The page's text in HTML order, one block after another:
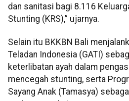
dan sanitasi bagi 8.116
Stunting (KRS),” ujarnya.
Selain itu BKKBN Bali
Teladan Indonesia (GATI)
keterlibatan ayah dalam
mencegah stunting, serta
Sayang Anak (Tamasya)